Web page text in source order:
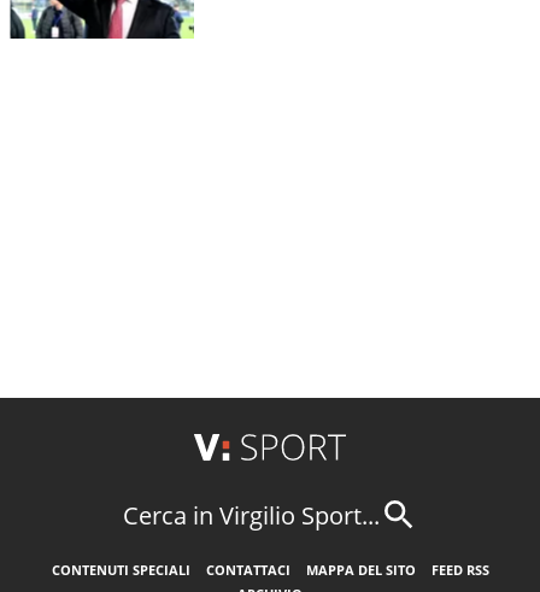
Cerca in Virgilio Sport...
CONTENUTI SPECIALI CONTATTACI MAPPA DEL SITO
FEED RSS